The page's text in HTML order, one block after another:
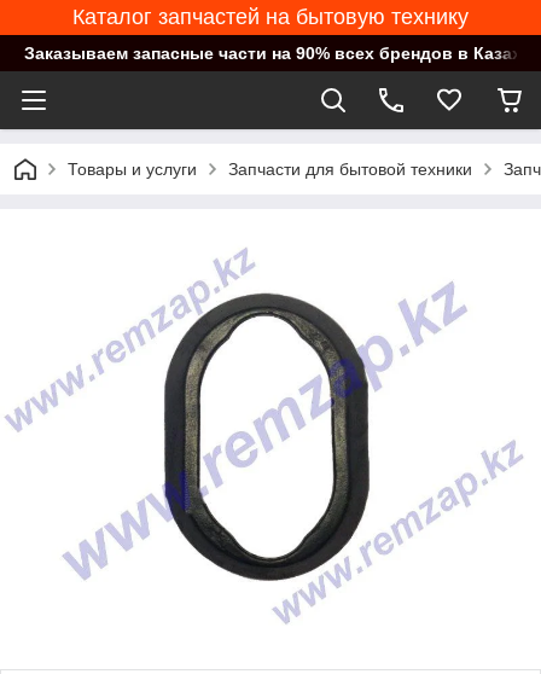
Каталог запчастей на бытовую технику
Заказываем запасные части на 90% всех брендов в
Товары и услуги Запчасти для бытовой техники